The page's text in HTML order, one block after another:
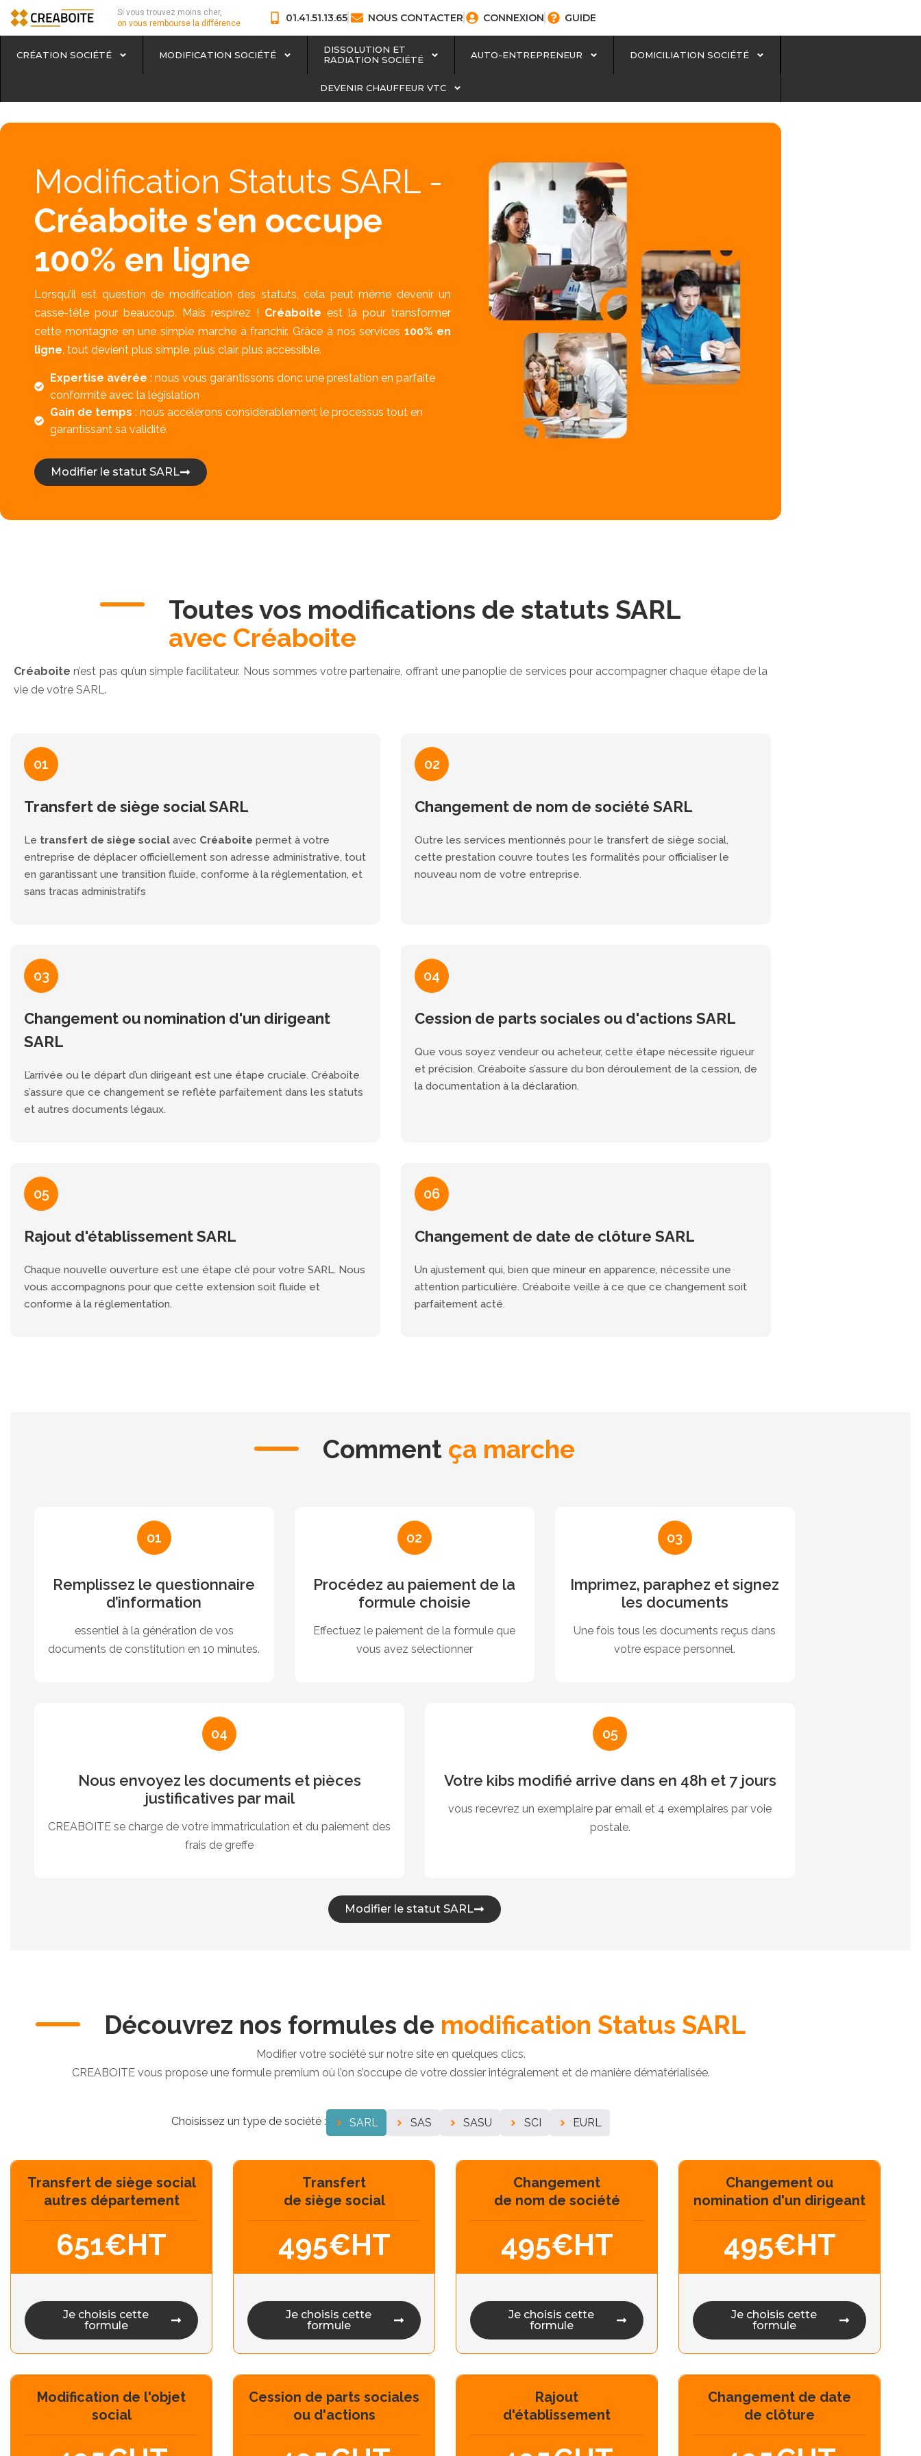
Si vous trouvez moins cher,
on vous rembourse la différence
01.41.51.13.65 NOUS CONTACTER CONNEXION GUIDE
CRÉATION SOCIÉTÉ MODIFICATION SOCIÉTÉ
DISSOLUTION ET
RADIATION SOCIÉTÉ
AUTO-ENTREPRENEUR DOMICILIATION SOCIÉTÉ
DEVENIR CHAUFFEUR VTC
Modification Statuts SARL -
Créaboite s'en occupe
100% en ligne
Lorsqu’il est question de modification des statuts, cela peut même devenir un
casse-tête pour beaucoup. Mais respirez ! Créaboite est là pour transformer
cette montagne en une simple marche à franchir. Grâce à nos services100% en
ligne, tout devient plus simple, plus clair, plus accessible.
Expertise avérée : nous vous garantissons donc une prestation en parfaite
conformité avec la législation
Gain de temps : nous accélérons considérablement le processus tout en
garantissant sa validité.
Modifier le statut SARL
Toutes vos modifications de statuts SARL
avec Créaboite
Créaboite n’est pas qu’un simple facilitateur. Nous sommes votre partenaire, offrant une panoplie de services pour accompagner chaque étape de la
vie de votre SARL.
01
Transfert de siège social SARL
Le transfert de siège social avec Créaboite permet à votre
entreprise de déplacer officiellement son adresse administrative, tout
en garantissant une transition fluide, conforme à la réglementation, et
sans tracas administratifs
02
Changement de nom de société SARL
Outre les services mentionnés pour le transfert de siège social,
cette prestation couvre toutes les formalités pour officialiser le
nouveau nom de votre entreprise.
03
Changement ou nomination d'un dirigeant
SARL
L’arrivée ou le départ d’un dirigeant est une étape cruciale. Créaboite
s’assure que ce changement se reflète parfaitement dans les statuts
et autres documents légaux.
04
Cession de parts sociales ou d'actions SARL
Que vous soyez vendeur ou acheteur, cette étape nécessite rigueur
et précision. Créaboite s’assure du bon déroulement de la cession, de
la documentation à la déclaration.
05
Rajout d'établissement SARL
Chaque nouvelle ouverture est une étape clé pour votre SARL. Nous
vous accompagnons pour que cette extension soit fluide et
conforme à la réglementation.
06
Changement de date de clôture SARL
Un ajustement qui, bien que mineur en apparence, nécessite une
attention particulière. Créaboite veille à ce que ce changement soit
parfaitement acté.
Comment ça marche
01
Remplissez le questionnaire
d’information
essentiel à la génération de vos
documents de constitution en 10 minutes.
02
Procédez au paiement de la
formule choisie
Effectuez le paiement de la formule que
vous avez selectionner
03
Imprimez, paraphez et signez
les documents
Une fois tous les documents reçus dans
votre espace personnel.
04
Nous envoyez les documents et pièces
justificatives par mail
CREABOITE se charge de votre immatriculation et du paiement des
frais de greffe
05
Votre kibs modifié arrive dans en 48h et 7 jours
vous recevrez un exemplaire par email et 4 exemplaires par voie
postale.
Modifier le statut SARL
Découvrez nos formules de modification Status SARL
Modifier votre société sur notre site en quelques clics.
CREABOITE vous propose une formule premium où l’on s’occupe de votre dossier intégralement et de manière dématérialisée.
Choisissez un type de société : SARL SAS SASU SCI EURL
Transfert de siège social
autres département
651€HT
Je choisis cette
formule
Transfert
de siège social
495€HT
Je choisis cette
formule
Changement
de nom de société
495€HT
Je choisis cette
formule
Changement ou
nomination d'un dirigeant
495€HT
Je choisis cette
formule
Modification de l'objet
social
Cession de parts sociales
ou d'actions
Rajout
d'établissement
Changement de date
de clôture